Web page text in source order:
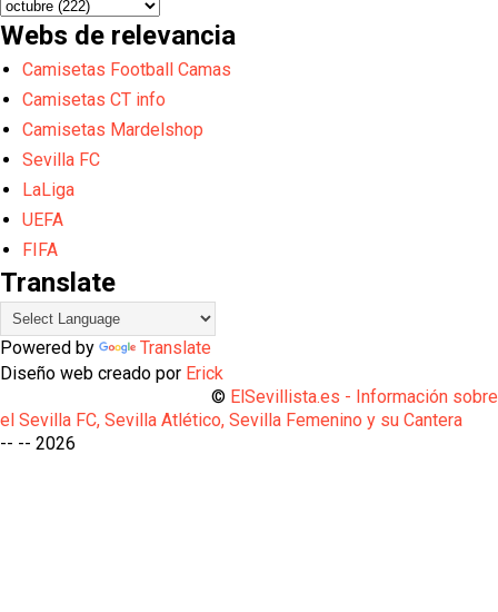
Webs de relevancia
Camisetas Football Camas
Camisetas CT info
Camisetas Mardelshop
Sevilla FC
LaLiga
UEFA
FIFA
Translate
Powered by
Translate
Diseño web creado por Erick
© ElSevillista.es - Información sobre
el Sevilla FC, Sevilla Atlético, Sevilla Femenino y su Cantera
-- -- 2026